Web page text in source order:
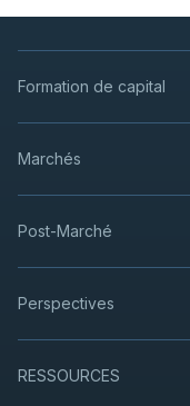
Formation de capital
Marchés
Post-Marché
Perspectives
RESSOURCES